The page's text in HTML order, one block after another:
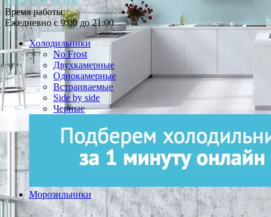
Время работы:
Ежедневно с 9:00 до 21:00
Холодильники
No Frost
Двухкамерные
Однокамерные
Встраиваемые
Side by side
Черные
Морозильники